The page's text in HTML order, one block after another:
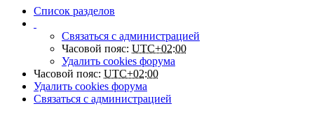
Список разделов
Связаться с администрацией
Часовой пояс: UTC+02:00
Удалить cookies форума
Часовой пояс: UTC+02:00
Удалить cookies форума
Связаться с администрацией